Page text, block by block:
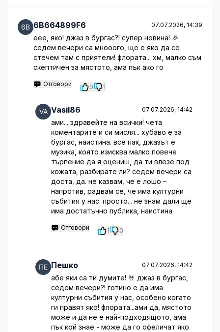
6B664899F6 07.07.2026, 14:39
еее, яко! джаз в бургас?! супер новина! 🎉
седем вечери са мнооого, ще е яко да се
стечем там с приятели! флората... хм, малко съм
скептичен за мястото, ама пък ако го
Отговори 0 1
Vasil86 07.07.2026, 14:42
ами... здравейте на всички! чета
коментарите и си мисля... хубаво е за
бургас, наистина. все пак, джазът е
музика, която изисква малко повече
търпение да я оцениш, да ти влезе под
кожата, разбирате ли? седем вечери са
доста, да. не казвам, че е лошо –
напротив, радвам се, че има културни
събития у нас. просто... не знам дали ще
има достатъчно публика, наистина.
Отговори 1 0
Пешко 07.07.2026, 14:42
абе яки са ти думите! 🤘 джаз в бургас,
седем вечери?! готино е да има
културни събития у нас, особено когато
ги правят яко! флората...ами да, мястото
може и да не е най-подходящото, ама
пък кой знае - може да го офеличат яко